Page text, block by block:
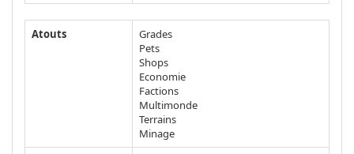
Atouts
Grades
Pets
Shops
Economie
Factions
Multimonde
Terrains
Minage